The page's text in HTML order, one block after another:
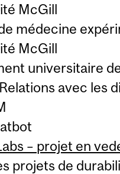
McGill
médecine
McGill
universitaire
avec les
– projet en
projets de